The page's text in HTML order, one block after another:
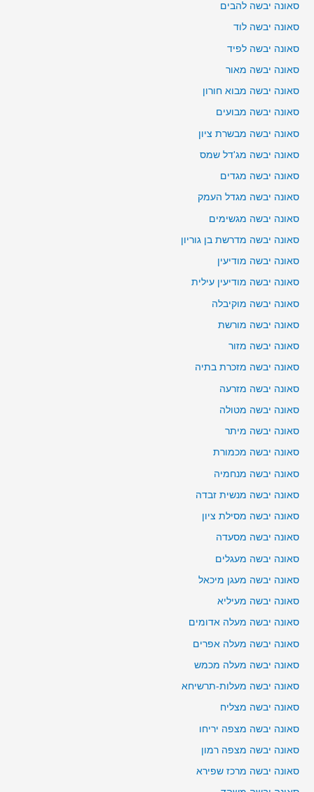
סאונה יבשה להבים
סאונה יבשה לוד
סאונה יבשה לפיד
סאונה יבשה מאור
סאונה יבשה מבוא חורון
סאונה יבשה מבועים
סאונה יבשה מבשרת ציון
סאונה יבשה מג'דל שמס
סאונה יבשה מגדים
סאונה יבשה מגדל העמק
סאונה יבשה מגשימים
סאונה יבשה מדרשת בן גוריון
סאונה יבשה מודיעין
סאונה יבשה מודיעין עילית
סאונה יבשה מוקיבלה
סאונה יבשה מורשת
סאונה יבשה מזור
סאונה יבשה מזכרת בתיה
סאונה יבשה מזרעה
סאונה יבשה מטולה
סאונה יבשה מיתר
סאונה יבשה מכמורת
סאונה יבשה מנחמיה
סאונה יבשה מנשית זבדה
סאונה יבשה מסילת ציון
סאונה יבשה מסעדה
סאונה יבשה מעגלים
סאונה יבשה מעגן מיכאל
סאונה יבשה מעיליא
סאונה יבשה מעלה אדומים
סאונה יבשה מעלה אפרים
סאונה יבשה מעלה מכמש
סאונה יבשה מעלות-תרשיחא
סאונה יבשה מצליח
סאונה יבשה מצפה יריחו
סאונה יבשה מצפה רמון
סאונה יבשה מרכז שפירא